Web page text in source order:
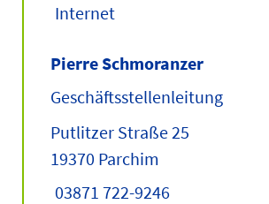
Internet
Pierre Schmoranzer
Geschäftsstellenleitung
Putlitzer Straße 25
19370 Parchim
03871 722-9246